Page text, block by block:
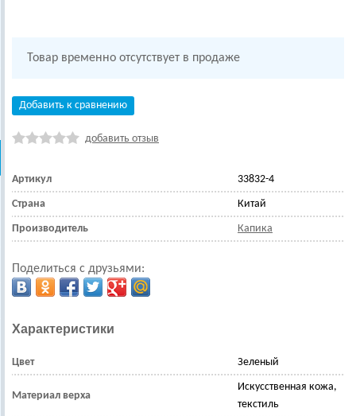
Товар временно отсутствует в продаже
Добавить к сравнению
добавить отзыв
Артикул 33832-4
Страна Китай
Производитель Капика
Поделиться с друзьями:
Характеристики
Цвет Зеленый
Материал верха
Искусственная кожа,
текстиль